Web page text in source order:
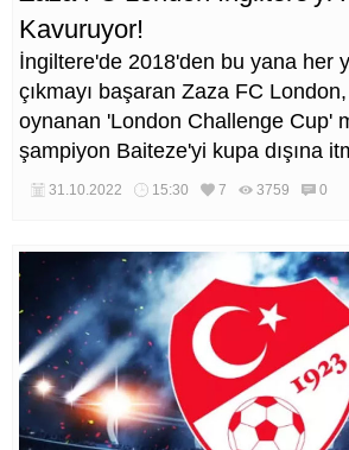
Kavuruyor!
İngiltere'de 2018'den bu yana her
çıkmayı başaran Zaza FC
oynanan 'London Challenge Cup'
şampiyon Baiteze'yi kupa dışına
31.10.2022 15:30 7 3759 0